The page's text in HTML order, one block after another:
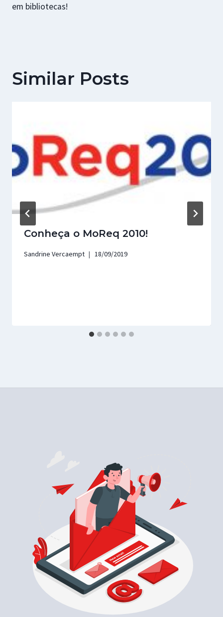
em bibliotecas!
Similar Posts
Conheça o MoReq 2010!
Sandrine Vercaempt 18/09/2019